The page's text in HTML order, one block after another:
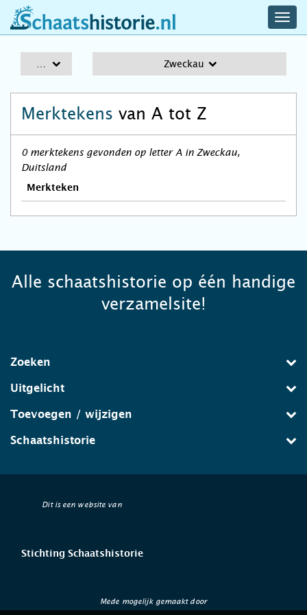
schaatshistorie.nl
Zweckau
Merktekens van A tot Z
0 merktekens gevonden op letter A in Zweckau,
Duitsland
Merkteken
Alle schaatshistorie op één handige
verzamelsite!
Zoeken
Uitgelicht
Toevoegen / wijzigen
Schaatshistorie
Dit is een website van
Stichting Schaatshistorie
Mede mogelijk gemaakt door